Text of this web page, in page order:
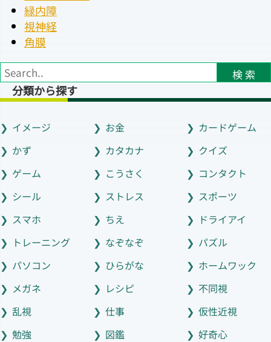
緑内障
視神経
角膜
検 索
分類から探す
イメージ お金
カードゲーム
かず
カタカナ
クイズ
ゲーム
こうさく
コンタクト
シール
ストレス
スポーツ
スマホ
ちえ
ドライアイ
トレーニング
なぞなぞ
パズル
パソコン
ひらがな
ホームワック
メガネ
レシピ
不同視
乱視
仕事
仮性近視
勉強
図鑑
好奇心